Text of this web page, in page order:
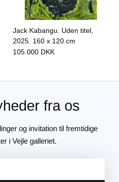
Jack Kabangu. Uden titel,
2025. 160 x 120 cm
105.000 DKK
fra os
og invitation til fremtidige
i Vejle galleriet.